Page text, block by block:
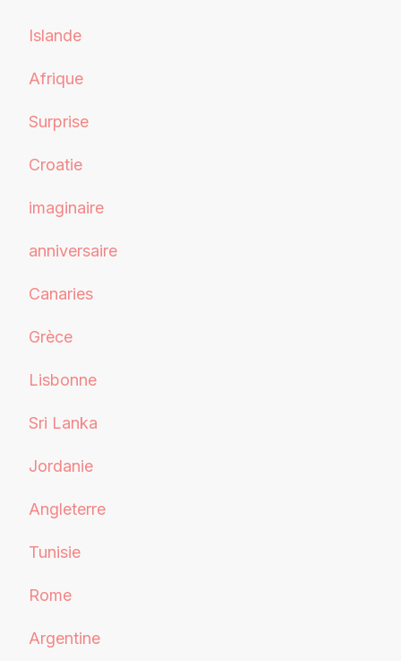
Islande
Afrique
Surprise
Croatie
imaginaire
anniversaire
Canaries
Grèce
Lisbonne
Sri Lanka
Jordanie
Angleterre
Tunisie
Rome
Argentine